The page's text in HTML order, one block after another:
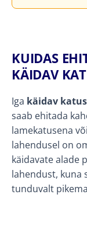
KUIDAS
KÄIDAV
Iga käidav katus
saab ehitada
lamekatusena
lahendusel on
käidavate alade
lahendust, kuna
tunduvalt